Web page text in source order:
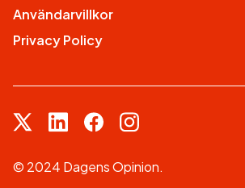
Användarvillkor
Privacy Policy
© 2024 Dagens Opinion.